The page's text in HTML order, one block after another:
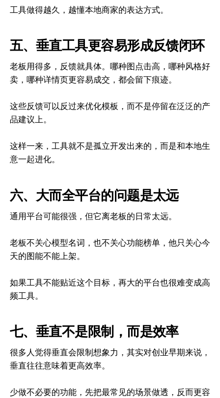
工具做得越久，越懂本地商家的表达方式。
五、垂直工具更容易形成反馈闭环
老板用得多，反馈就具体。哪种图点击高，哪种风格好
卖，哪种详情页更容易成交，都会留下痕迹。
这些反馈可以反过来优化模板，而不是停留在泛泛的产
品建议上。
这样一来，工具就不是孤立开发出来的，而是和本地生
意一起进化。
六、大而全平台的问题是太远
通用平台可能很强，但它离老板的日常太远。
老板不关心模型名词，也不关心功能榜单，他只关心今
天的图能不能上架。
如果工具不能贴近这个目标，再大的平台也很难变成高
频工具。
七、垂直不是限制，而是效率
很多人觉得垂直会限制想象力，其实对创业早期来说，
垂直往往意味着更高效率。
少做不必要的功能，先把最常见的场景做透，反而更容